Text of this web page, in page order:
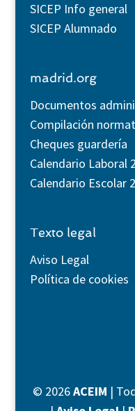
SICEP Info general
SICEP Alumnado
madrid.org
Documentos
Compilación
Cheques guardería
Calendario Laboral
Calendario Escolar
Texto legal
Aviso Legal
Política de cookies
© 2026ACEIM |